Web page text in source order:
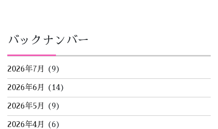
バックナンバー
2026年7月 (9)
2026年6月 (14)
2026年5月 (9)
2026年4月 (6)